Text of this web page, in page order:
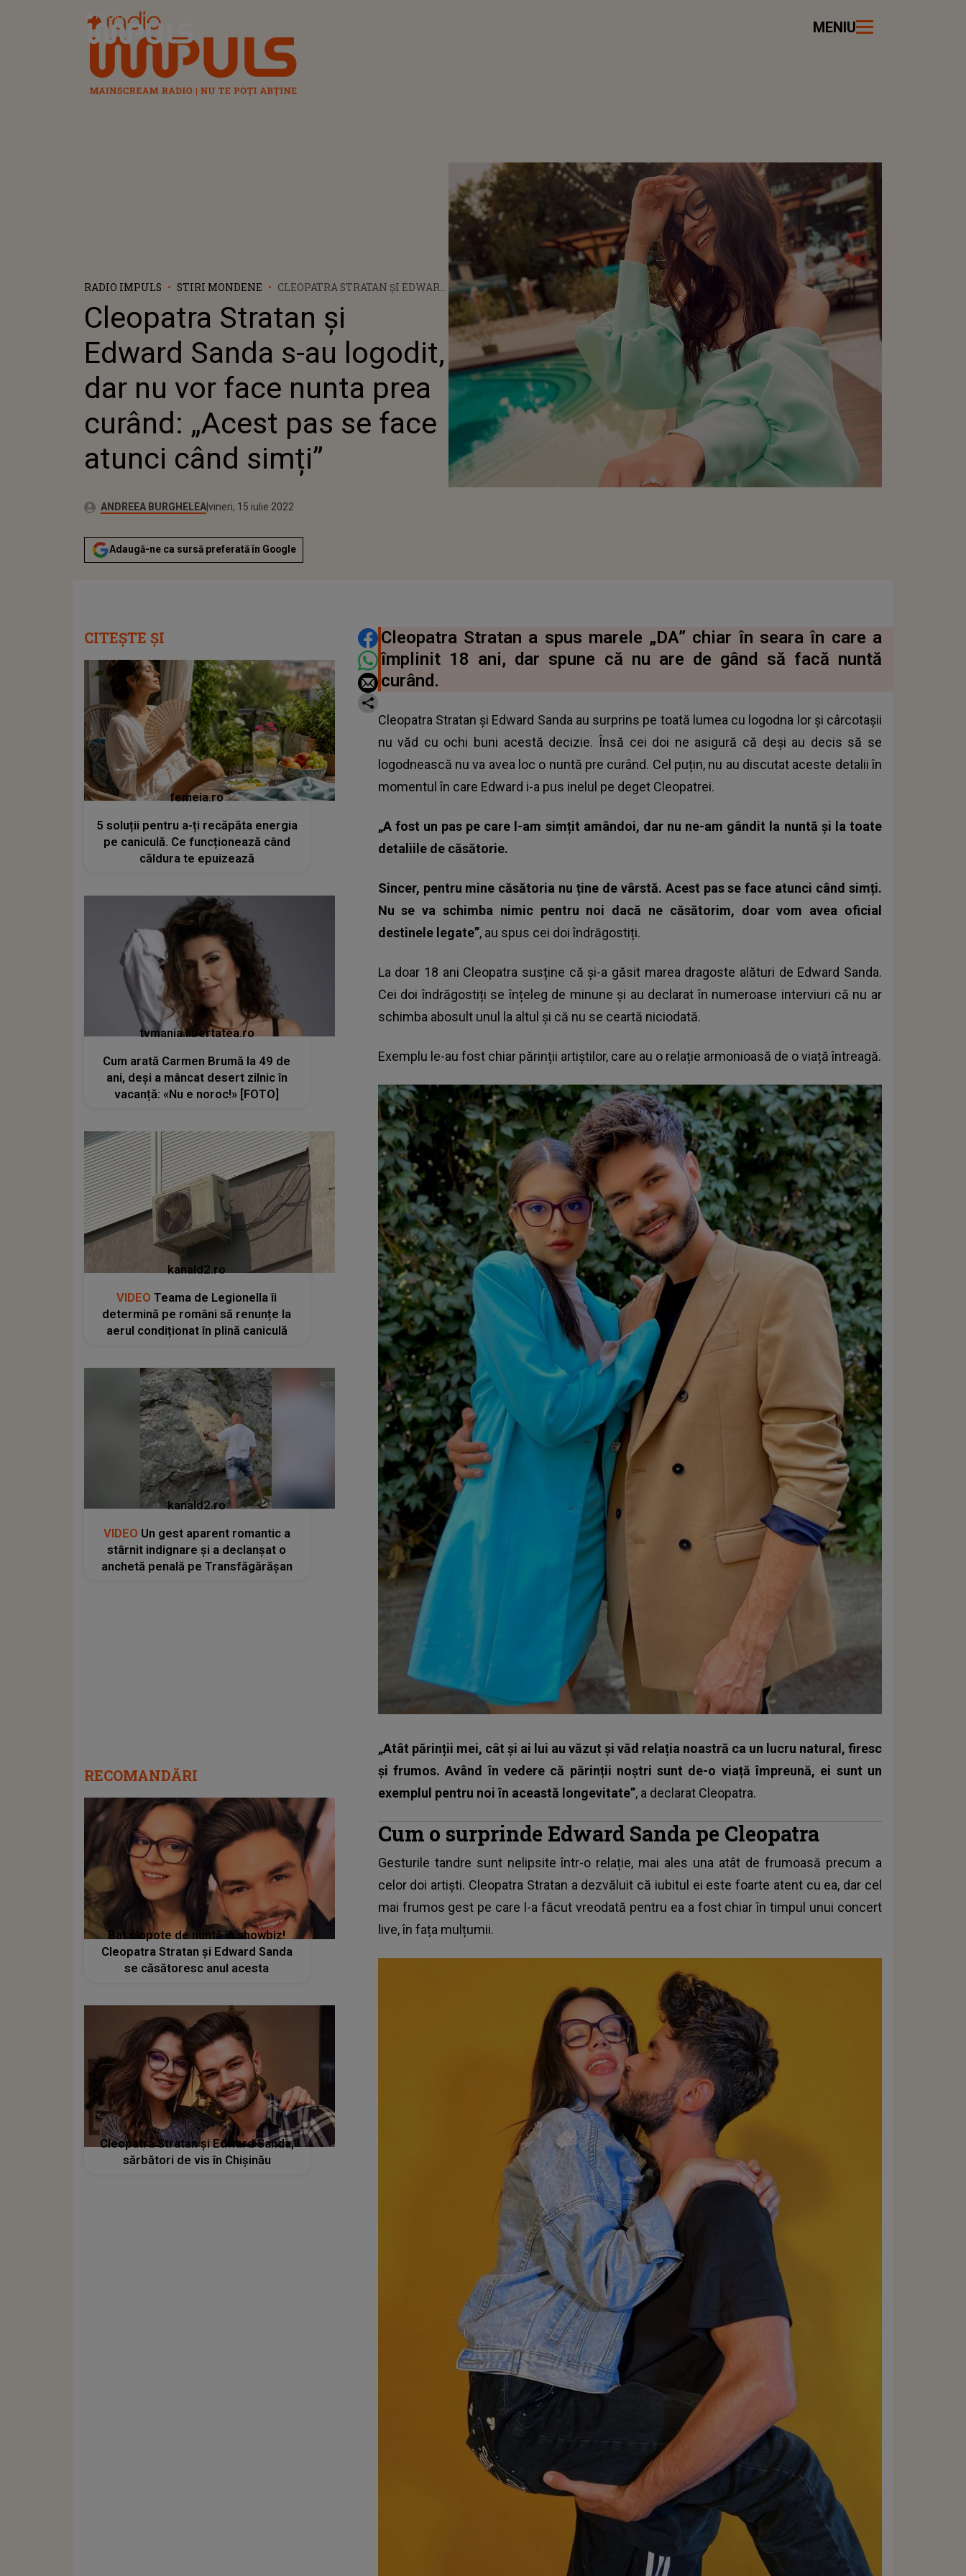
Radio Impuls MENIU
RADIO IMPULS STIRI MONDENE
CLEOPATRA STRATAN ȘI EDWARD
VOR FACE NUNTA PREA CURÂND:
„ACEST PAS SE FACE ATUNCI
CÂND SIMȚI”
Cleopatra Stratan și
Edward Sanda s-au logodit,
dar nu vor face nunta prea
curând: „Acest pas se face
atunci când simți”
Autor:ANDREEA BURGHELEAPublicat:
miercuri, 21 octombrie 2020
Actualizat:
vineri, 15 iulie 2022
Adaugă-ne ca sursă preferată în Google
DISTRIBUIE ARTICOLUL
Cleopatra Stratan a spus marele „DA” chiar în seara în care a
împlinit 18 ani, dar spune că nu are de gând să facă nuntă
curând.
Cleopatra Stratan și Edward Sanda au surprins pe toată lumea cu logodna lor și cârcotașii
nu văd cu ochi buni acestă decizie. Însă cei doi ne asigură că deși au decis să se
logodnească nu va avea loc o nuntă pre curând. Cel puțin, nu au discutat aceste detalii în
momentul în care Edward i-a pus inelul pe deget Cleopatrei.
„A fost un pas pe care l-am simțit amândoi, dar nu ne-am gândit la nuntă și la toate
detaliile de căsătorie.
Sincer, pentru mine căsătoria nu ține de vârstă. Acest pas se face atunci când simți.
Nu se va schimba nimic pentru noi dacă ne căsătorim, doar vom avea oficial
destinele legate”, au spus cei doi îndrăgostiți.
La doar 18 ani Cleopatra susține că și-a găsit marea dragoste alături de Edward Sanda.
Cei doi îndrăgostiți se înțeleg de minune și au declarat în numeroase interviuri că nu ar
schimba abosult unul la altul și că nu se ceartă niciodată.
Exemplu le-au fost chiar părinții artiștilor, care au o relație armonioasă de o viață întreagă.
„Atât părinții mei, cât și ai lui au văzut și văd relația noastră ca un lucru natural, firesc
și frumos. Având în vedere că părinții noștri sunt de-o viață împreună, ei sunt un
exemplul pentru noi în această longevitate”, a declarat Cleopatra.
Cum o surprinde Edward Sanda pe Cleopatra
Gesturile tandre sunt nelipsite într-o relație, mai ales una atât de frumoasă precum a
celor doi artiști. Cleopatra Stratan a dezvăluit că iubitul ei este foarte atent cu ea, dar cel
mai frumos gest pe care l-a făcut vreodată pentru ea a fost chiar în timpul unui concert
live, în fața mulțumii.
CITEȘTE ȘI
femeia.ro
5 soluții pentru a-ți recăpăta energia
pe caniculă. Ce funcționează când
căldura te epuizează
tvmania.libertatea.ro
Cum arată Carmen Brumă la 49 de
ani, deși a mâncat desert zilnic în
vacanță: «Nu e noroc!» [FOTO]
kanald2.ro
VIDEO Teama de Legionella îi
determină pe români să renunțe la
aerul condiționat în plină caniculă
kanald2.ro
VIDEO Un gest aparent romantic a
stârnit indignare și a declanșat o
anchetă penală pe Transfăgărășan
RECOMANDĂRI
Bat clopote de nuntă în showbiz!
Cleopatra Stratan și Edward Sanda
se căsătoresc anul acesta
Cleopatra Stratan și Edward Sanda,
sărbători de vis în Chișinău